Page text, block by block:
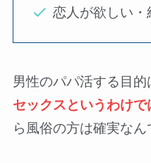
恋人が欲しい・
男性のパパ活する目的
セックスというわけで
ら風俗の方は確実なん